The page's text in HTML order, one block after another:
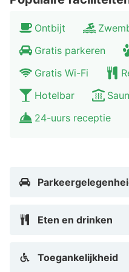
Verder is er gratis
beschikbaar.
Restaurant
Bilderberg Kasteel
restaurants. Euregionaal
Watermolen’ serveert à
Kruidentuin’, waar je van
reserveren, mocht je in
goed met een smakelijk
Ontbijt
Gratis parkeren
Gratis Wi-Fi
Hotelbar
24-uurs receptie
Eten en drinken
Toegankelijkheid